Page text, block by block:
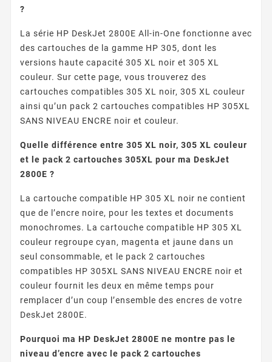
?
La série HP DeskJet 2800E All-in-One fonctionne avec
des cartouches de la gamme HP 305, dont les
versions haute capacité 305 XL noir et 305 XL
couleur. Sur cette page, vous trouverez des
cartouches compatibles 305 XL noir, 305 XL couleur
ainsi qu’un pack 2 cartouches compatibles HP 305XL
SANS NIVEAU ENCRE noir et couleur.
Quelle différence entre 305 XL noir, 305 XL couleur
et le pack 2 cartouches 305XL pour ma DeskJet
2800E ?
La cartouche compatible HP 305 XL noir ne contient
que de l’encre noire, pour les textes et documents
monochromes. La cartouche compatible HP 305 XL
couleur regroupe cyan, magenta et jaune dans un
seul consommable, et le pack 2 cartouches
compatibles HP 305XL SANS NIVEAU ENCRE noir et
couleur fournit les deux en même temps pour
remplacer d’un coup l’ensemble des encres de votre
DeskJet 2800E.
Pourquoi ma HP DeskJet 2800E ne montre pas le
niveau d’encre avec le pack 2 cartouches